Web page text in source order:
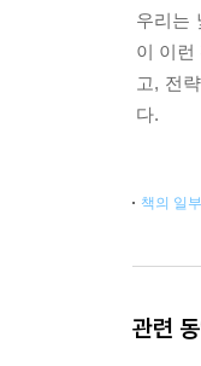
우리는
이 이런
고, 전
다.
책의 일
관련